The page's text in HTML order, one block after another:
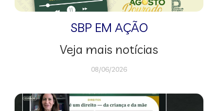
SBP EM AÇÃO
Veja mais notícias
08/06/2026